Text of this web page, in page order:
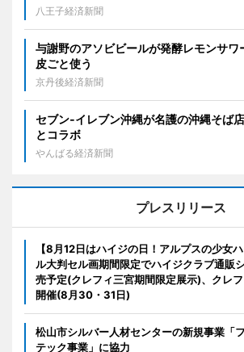
八王子経済新聞
与謝野のアソビビールが発酵レモンサ
皮ごと使う
京丹後経済新聞
セブン‐イレブン沖縄が名護の沖縄そば
とコラボ
やんばる経済新聞
プレスリリース
【8月12日はハイジの日！アルプスの少女
ル大判セル画期間限定でハイジクラブ通販
売予定(クレフィ三宮期間限定展示)、クレ
開催(8月30・31日)
松山市シルバー人材センターの新規事業「
テック事業」に協力